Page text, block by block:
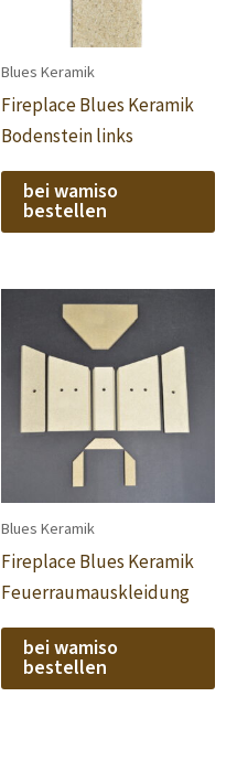
Blues Keramik
Fireplace Blues Keramik
Bodenstein links
bei wamiso
bestellen
Blues Keramik
Fireplace Blues Keramik
Feuerraumauskleidung
bei wamiso
bestellen